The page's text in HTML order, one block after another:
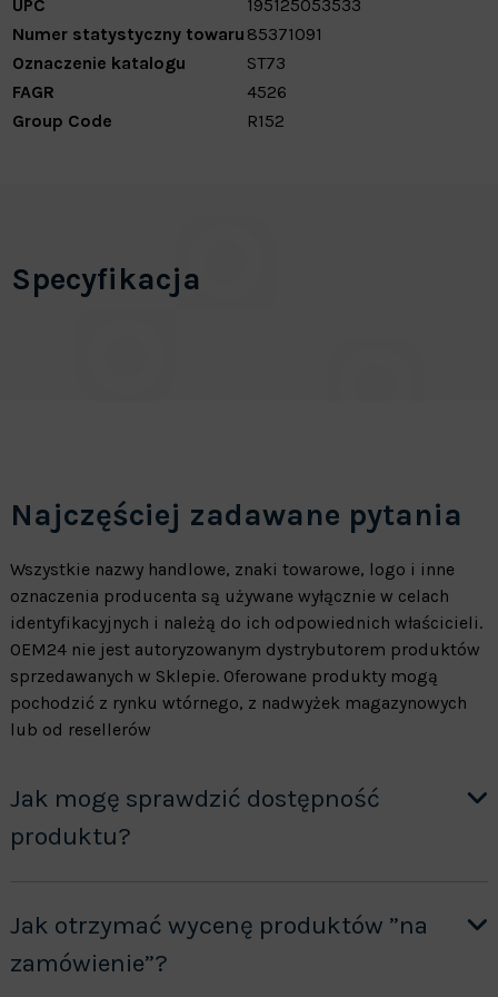
UPC
195125053533
Numer statystyczny towaru 85371091
Oznaczenie katalogu
ST73
FAGR
4526
Group Code
R152
Specyfikacja
Najczęściej zadawane pytania
Wszystkie nazwy handlowe, znaki towarowe, logo i inne
oznaczenia producenta są używane wyłącznie w celach
identyfikacyjnych i należą do ich odpowiednich właścicieli.
OEM24 nie jest autoryzowanym dystrybutorem produktów
sprzedawanych w Sklepie. Oferowane produkty mogą
pochodzić z rynku wtórnego, z nadwyżek magazynowych
lub od resellerów
Jak mogę sprawdzić dostępność
produktu?
Jak otrzymać wycenę produktów ”na
zamówienie”?